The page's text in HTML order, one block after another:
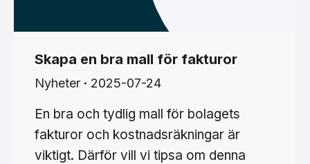
Skapa en bra mall för fakturor
Nyheter 2025-07-24
En bra och tydlig mall för bolagets
fakturor och kostnadsräkningar är
viktigt. Därför vill vi tipsa om denna